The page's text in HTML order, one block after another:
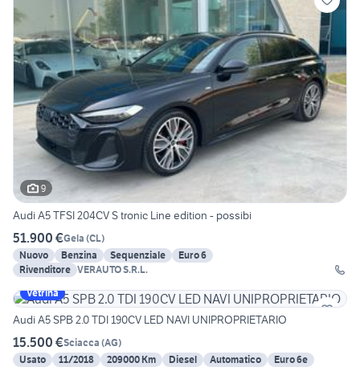
9
Audi A5 TFSI 204CV S tronic Line edition - possibi
51.900 €Gela (CL)
Nuovo
Benzina Sequenziale
Euro 6
Rivenditore VERAUTO S.R.L.
Vetrina
Audi A5 SPB 2.0 TDI 190CV LED NAVI UNIPROPRIETARIO
15.500 €Sciacca (AG)
Usato
11/2018 209000 Km Diesel Automatico
Euro 6e